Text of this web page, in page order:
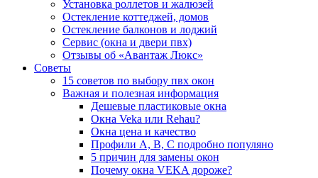
Установка роллетов и жалюзей
Остекление коттеджей, домов
Остекление балконов и лоджий
Сервис (окна и двери пвх)
Отзывы об «Авантаж Люкс»
Советы
15 советов по выбору пвх окон
Важная и полезная информация
Дешевые пластиковые окна
Окна Veka или Rehau?
Окна цена и качество
Профили А, В, С подробно популяно
5 причин для замены окон
Почему окна VEKA дороже?